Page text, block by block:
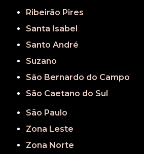
Ribeirão Pires
Santa Isabel
Santo André
Suzano
São Bernardo do Campo
São Caetano do Sul
São Paulo
Zona Leste
Zona Norte